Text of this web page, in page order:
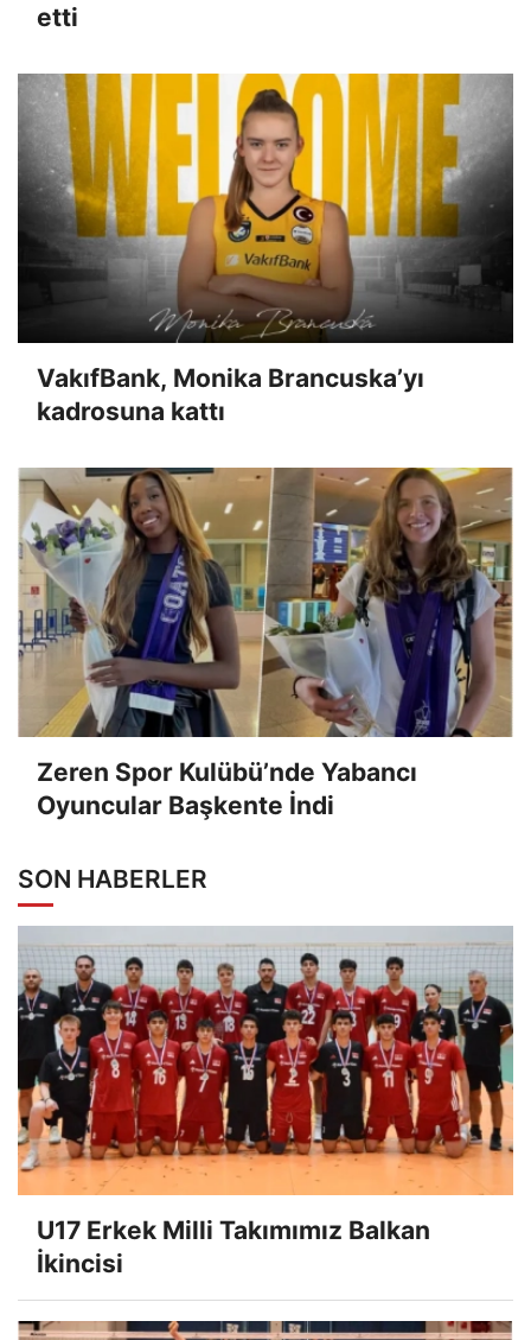
etti
VakıfBank, Monika Brancuska’yı
kadrosuna kattı
Zeren Spor Kulübü’nde Yabancı
Oyuncular Başkente İndi
SON HABERLER
U17 Erkek Milli Takımımız Balkan
İkincisi